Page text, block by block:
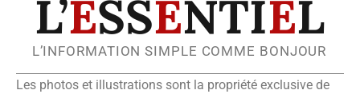
L’ESSENTIEL
L’INFORMATION SIMPLE COMME BONJOUR
Les photos et illustrations sont la propriété exclusive de